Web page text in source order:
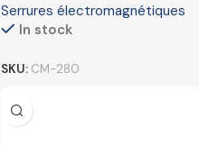
Serrures électromagnétiques
In stock
SKU: CM-280